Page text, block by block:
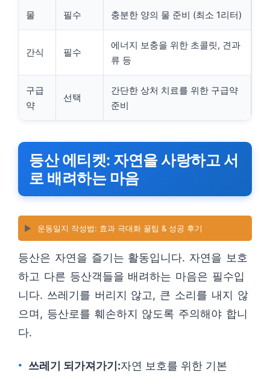
물 필수 충분한 양의 물 준비 (최소 1리터)
간식 필수
에너지 보충을 위한 초콜릿, 견과
류 등
구급
약
선택
간단한 상처 치료를 위한 구급약
준비
등산 에티켓: 자연을 사랑하고 서
로 배려하는 마음
▶️ 운동일지 작성법: 효과 극대화 꿀팁 & 성공 후기
등산은 자연을 즐기는 활동입니다. 자연을 보호
하고 다른 등산객들을 배려하는 마음은 필수입
니다. 쓰레기를 버리지 않고, 큰 소리를 내지 않
으며, 등산로를 훼손하지 않도록 주의해야 합니
다.
쓰레기 되가져가기:자연 보호를 위한 기본